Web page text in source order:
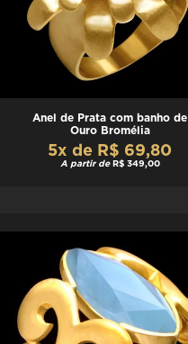
Anel de Prata com banho de
Ouro Bromélia
5x de R$ 69,80
A partir de R$ 349,00